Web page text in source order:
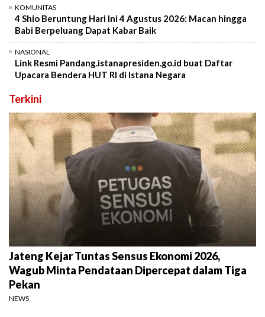
KOMUNITAS
4 Shio Beruntung Hari Ini 4 Agustus 2026: Macan hingga
Babi Berpeluang Dapat Kabar Baik
NASIONAL
Link Resmi Pandang.istanapresiden.go.id buat Daftar
Upacara Bendera HUT RI di Istana Negara
Terkini
Jateng Kejar Tuntas Sensus Ekonomi 2026,
Wagub Minta Pendataan Dipercepat dalam Tiga
Pekan
NEWS